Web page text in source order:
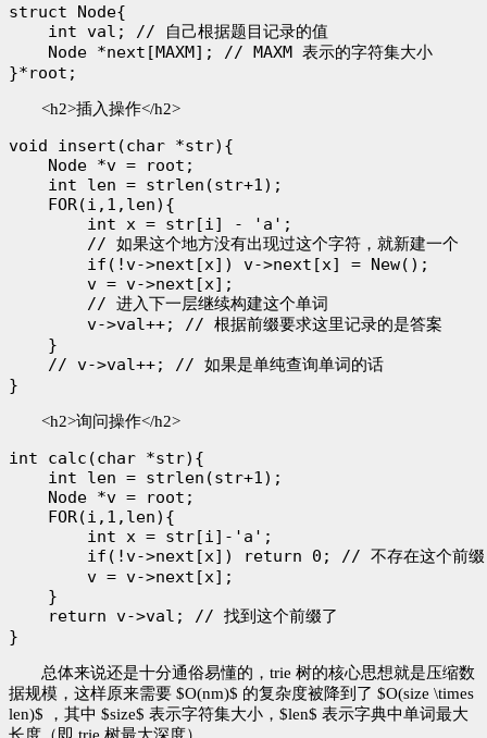
struct Node{
    int val; // 自己根据题目记录的值
    Node *next[MAXM]; // MAXM 表示的字符集大小
<h2>插入操作</h2>
void insert(char *str){
    Node *v = root;
    int len = strlen(str+1);
    FOR(i,1,len){
        int x = str[i] - 'a';
        // 如果这个地方没有出现过这个字符，就新建一个
        if(!v->next[x]) v->next[x] = New();
        v = v->next[x];
        // 进入下一层继续构建这个单词
        v->val++; // 根据前缀要求这里记录的是答案
    }
    // v->val++; // 如果是单纯查询单词的话
<h2>询问操作</h2>
int calc(char *str){
    int len = strlen(str+1);
    Node *v = root;
    FOR(i,1,len){
        int x = str[i]-'a';
        if(!v->next[x]) return 0; // 不存在这个前缀
        v = v->next[x];
    }
    return v->val; // 找到这个前缀了
总体来说还是十分通俗易懂的，trie 树的核心思想就是压缩数
据规模，这样原来需要 $O(nm)$ 的复杂度被降到了 $O(size \times
len)$ ，其中 $size$ 表示字符集大小，$len$ 表示字典中单词最大